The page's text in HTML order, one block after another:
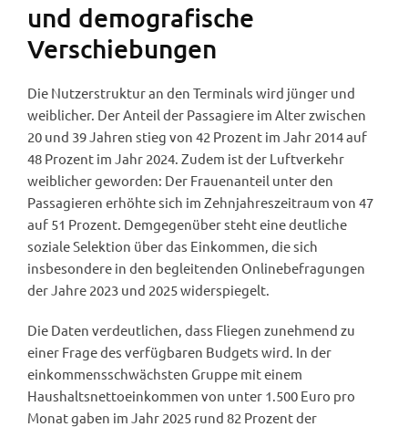
und demografische
Verschiebungen
Die Nutzerstruktur an den Terminals wird jünger und
weiblicher. Der Anteil der Passagiere im Alter zwischen
20 und 39 Jahren stieg von 42 Prozent im Jahr 2014 auf
48 Prozent im Jahr 2024. Zudem ist der Luftverkehr
weiblicher geworden: Der Frauenanteil unter den
Passagieren erhöhte sich im Zehnjahreszeitraum von 47
auf 51 Prozent. Demgegenüber steht eine deutliche
soziale Selektion über das Einkommen, die sich
insbesondere in den begleitenden Onlinebefragungen
der Jahre 2023 und 2025 widerspiegelt.
Die Daten verdeutlichen, dass Fliegen zunehmend zu
einer Frage des verfügbaren Budgets wird. In der
einkommensschwächsten Gruppe mit einem
Haushaltsnettoeinkommen von unter 1.500 Euro pro
Monat gaben im Jahr 2025 rund 82 Prozent der